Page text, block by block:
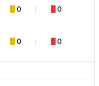
0 0
0 0